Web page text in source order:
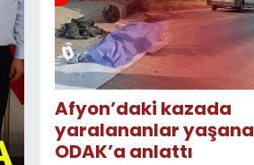
Afyon’daki kazada
yaralananlar
ODAK’a anlattı